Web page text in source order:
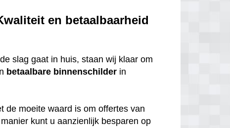
en betaalbaarheid
slag gaat in huis, staan wij klaar om
betaalbare binnenschilder in
de moeite waard is om offertes van
kunt u aanzienlijk besparen op